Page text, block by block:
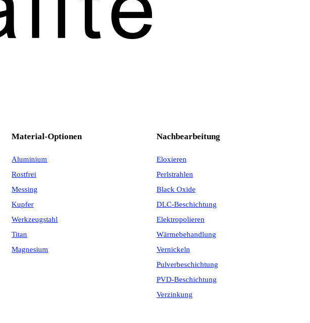
Material-Optionen
Aluminium
Rostfrei
Messing
Kupfer
Werkzeugstahl
Titan
Magnesium
Nachbearbeitung
Eloxieren
Perlstrahlen
Black Oxide
DLC-Beschichtung
Elektropolieren
Wärmebehandlung
Vernickeln
Pulverbeschichtung
PVD-Beschichtung
Verzinkung